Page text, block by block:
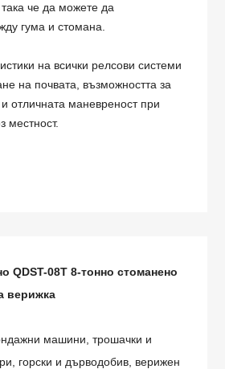
че да можете да
гума и стомана.
на всички релсови системи
на почвата, възможността за
отличната маневреност при
местност.
QDST-08T 8-тонно стоманено
верижка
машини, трошачки и
горски и дърводобив, верижен